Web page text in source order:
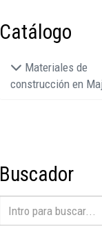
Catálogo
Materiales de
construcción en
Buscador